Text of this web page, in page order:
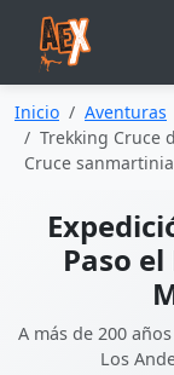
Inicio
Aventuras
Trekking Cruce
Cruce
Paso
A más de 200
Los